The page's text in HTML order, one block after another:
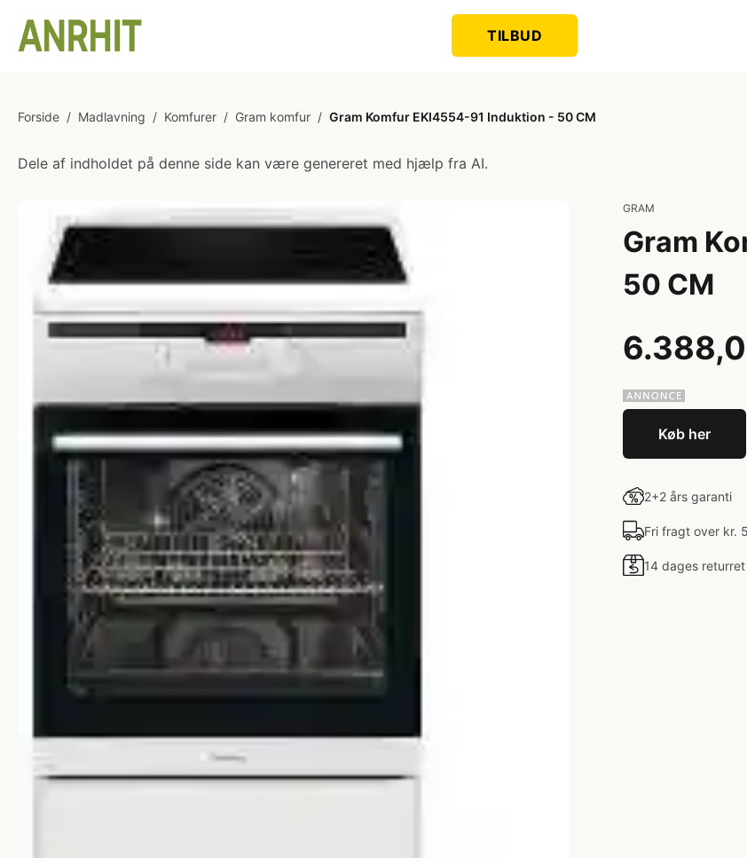
TILBUD
Forside / Madlavning / Komfurer / Gram komfur / Gram Komfur EKI4554-91 Induktion - 50 CM
Dele af indholdet på denne side kan være genereret med hjælp fra AI.
GRAM
Gram
50 CM
Køb her
2+2 års garanti
Fri fragt over kr.
14 dages returret